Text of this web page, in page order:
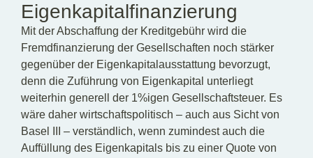
Eigenkapitalfinanzierung
Mit der Abschaffung der Kreditgebühr wird die
Fremdfinanzierung der Gesellschaften noch stärker
gegenüber der Eigenkapitalausstattung bevorzugt,
denn die Zuführung von Eigenkapital unterliegt
weiterhin generell der 1%igen Gesellschaftsteuer. Es
wäre daher wirtschaftspolitisch – auch aus Sicht von
Basel III – verständlich, wenn zumindest auch die
Auffüllung des Eigenkapitals bis zu einer Quote von